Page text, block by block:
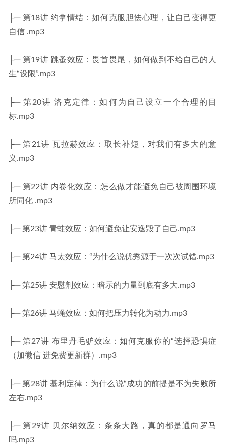
├─ 第18讲 约拿情结：如何克服胆怯心理，让自己变得更
自信 .mp3
├─ 第19讲 跳蚤效应：畏首畏尾，如何做到不给自己的人
生“设限”.mp3
├─ 第20讲 洛克定律：如何为自己设立一个合理的目
标.mp3
├─ 第21讲 瓦拉赫效应：取长补短，对我们有多大的意
义.mp3
├─ 第22讲 内卷化效应：怎么做才能避免自己被周围环境
所同化 .mp3
├─ 第23讲 青蛙效应：如何避免让安逸毁了自己.mp3
├─ 第24讲 马太效应：“为什么说优秀源于一次次试错.mp3
├─ 第25讲 安慰剂效应：暗示的力量到底有多大.mp3
├─ 第26讲 马蝇效应：如何把压力转化为动力.mp3
├─ 第27讲 布里丹毛驴效应：如何克服你的“选择恐惧症
（加微信 进免费更新群）.mp3
├─ 第28讲 基利定律：为什么说“成功的前提是不为失败所
左右.mp3
├─ 第29讲 贝尔纳效应：条条大路，真的都是通向罗马
吗.mp3